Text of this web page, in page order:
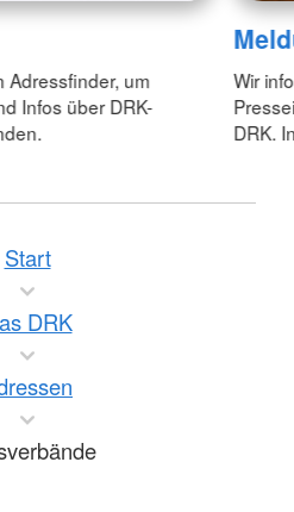
Adressfinder, um
Infos über DRK-
Wir
DRK.
Start
DRK